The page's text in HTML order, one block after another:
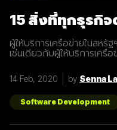
15 สิ่งที่ทุกธุรกิ
ผู้ให้บริการเครือข่ายในสหรั
เช่นเดียวกับผู้ให้บริการเครื
ทุกธุรกิจต้องรู้เกี่ยวกับ 5G เ
ถูกใช้งานอย่างกว้างขวาง
ยุคใหม่ของเทคโนโลยีเครือข่
อยู่ในปัจจุบัน ซึ่งมันไม่ได้ถูก
อุปกรณ์ทุกชนิดที่เชื่อมต่ออิ
ส่วนที่สำคัญที่จะนำมาสู่กา
14 Feb, 2020 by Senna
Software Development